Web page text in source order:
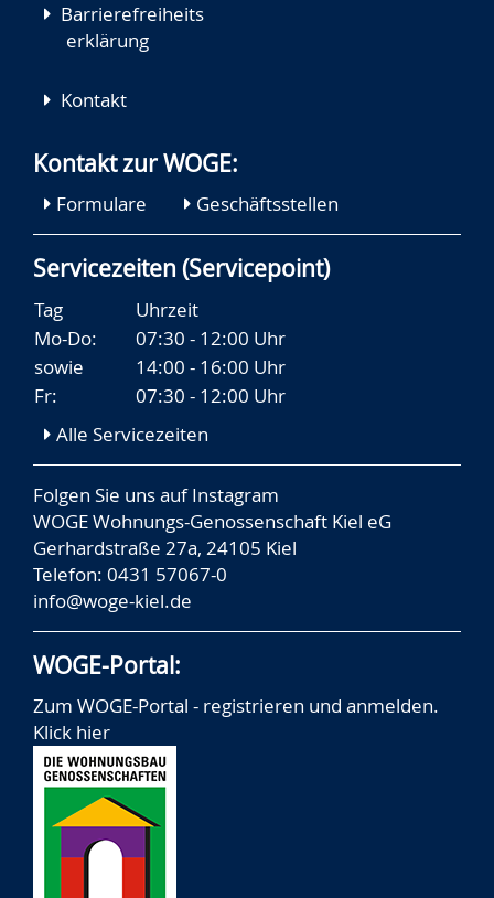
Barrierefreiheits
erklärung
Kontakt
Kontakt zur WOGE:
Formulare Geschäftsstellen
Servicezeiten (Servicepoint)
Tag
Uhrzeit
Mo-Do:
07:30 - 12:00 Uhr
sowie
14:00 - 16:00 Uhr
Fr:
07:30 - 12:00 Uhr
Alle Servicezeiten
Folgen Sie uns aufInstagram
WOGE Wohnungs-Genossenschaft Kiel eG
Gerhardstraße 27a, 24105 Kiel
Telefon: 0431 57067-0
info@woge-kiel.de
WOGE-Portal:
Zum WOGE-Portal - registrieren und anmelden.
Klick hier